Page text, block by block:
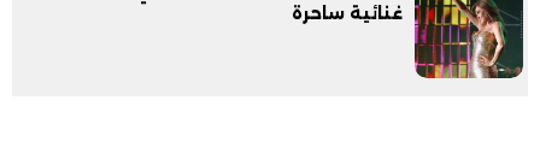
غنائية ساحرة